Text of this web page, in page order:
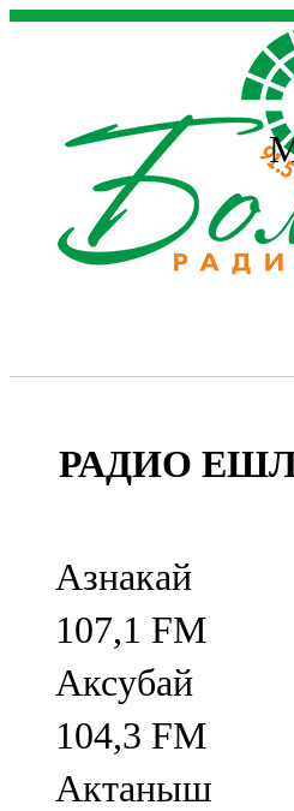
РАДИО
Азнакай
107,1 FM
Аксубай
104,3 FM
Актаныш